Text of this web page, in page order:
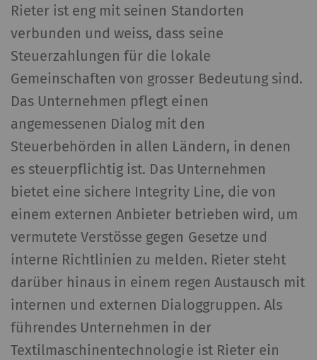
Rieter ist eng mit seinen Standorten
verbunden und weiss, dass seine
Steuerzahlungen für die lokale
Gemeinschaften von grosser Bedeutung sind.
Das Unternehmen pflegt einen
angemessenen Dialog mit den
Steuerbehörden in allen Ländern, in denen
es steuerpflichtig ist. Das Unternehmen
bietet eine sichere Integrity Line, die von
einem externen Anbieter betrieben wird, um
vermutete Verstösse gegen Gesetze und
interne Richtlinien zu melden. Rieter steht
darüber hinaus in einem regen Austausch mit
internen und externen Dialoggruppen. Als
führendes Unternehmen in der
Textilmaschinentechnologie ist Rieter ein
Cookies nicht richtig funktionieren.
Beschreibung
rieter_cookie_consent
Speichert die Cookie-
Consent-Einstellungen
des Nutzers
1
Statistiken und Marketing
Statistik-Cookies helfen Webseiten-Besitzern
zu verstehen, wie Besucher mit Webseiten
interagieren, indem Informationen anonym
gesammelt und gemeldet werden. Marketing-
Cookies werden verwendet, um Besuchern auf
Webseiten zu folgen. Die Absicht ist, Anzeigen
zu zeigen, die relevant und ansprechend für
den einzelnen Benutzer und daher wertvoller
für Publisher und werbetreibende
Drittparteien sind.